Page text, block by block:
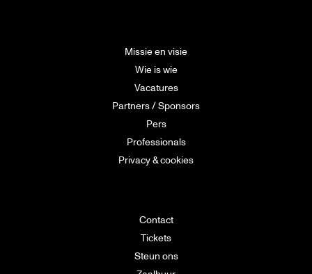
Missie en visie
Wie is wie
Vacatures
Partners / Sponsors
Pers
Professionals
Privacy & cookies
Contact
Tickets
Steun ons